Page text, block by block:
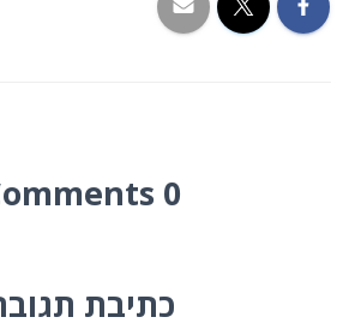
0 Comments
כתיבת